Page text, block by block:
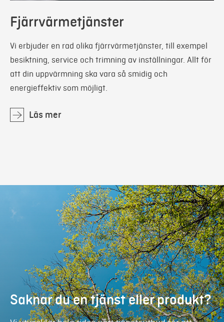
Fjärrvärmetjänster
Vi erbjuder en rad olika fjärrvärmetjänster, till exempel
besiktning, service och trimning av inställningar. Allt för
att din uppvärmning ska vara så smidig och
energieffektiv som möjligt.
Läs mer
Saknar du en tjänst eller produkt?